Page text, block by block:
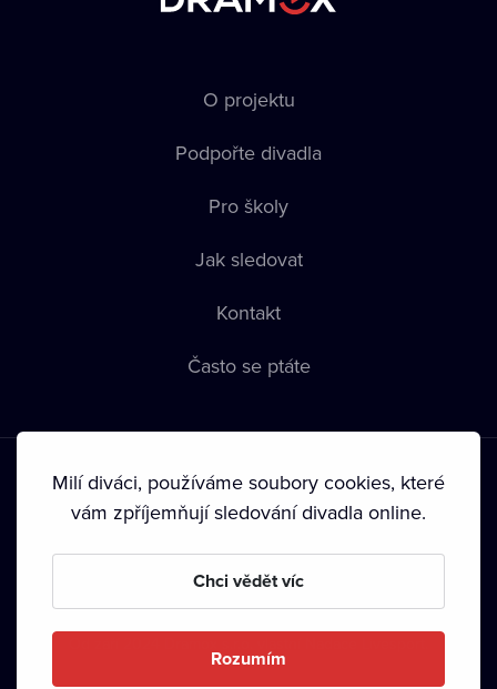
O projektu
Podpořte divadla
Pro školy
Jak sledovat
Kontakt
Často se ptáte
Podmínky používání • Ochrana soukromí • Zásady používání
• Autorská práva•
Milí diváci, používáme soubory cookies, které
vám zpříjemňují sledování divadla online.
Chci vědět víc
Rozumím